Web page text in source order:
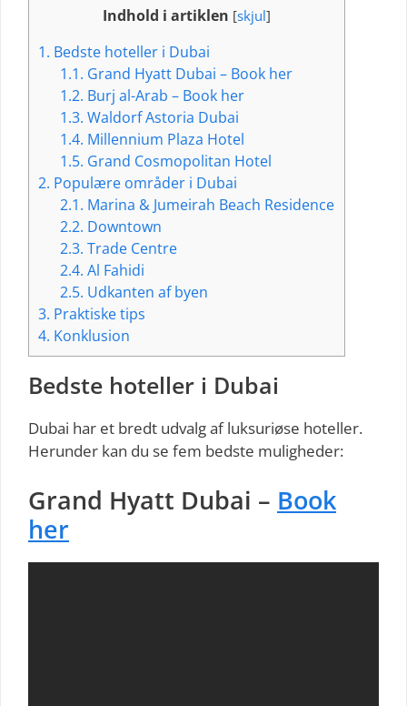
Indhold i artiklen [skjul]
1. Bedste hoteller i Dubai
1.1. Grand Hyatt Dubai – Book her
1.2. Burj al-Arab – Book her
1.3. Waldorf Astoria Dubai
1.4. Millennium Plaza Hotel
1.5. Grand Cosmopolitan Hotel
2. Populære områder i Dubai
2.1. Marina & Jumeirah Beach Residence
2.2. Downtown
2.3. Trade Centre
2.4. Al Fahidi
2.5. Udkanten af byen
3. Praktiske tips
4. Konklusion
Bedste hoteller i Dubai
Dubai har et bredt udvalg af luksuriøse hoteller.
Herunder kan du se fem bedste muligheder:
Grand Hyatt Dubai – Book
her